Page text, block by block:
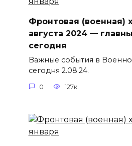
Фронтовая (военная)
августа 2024 —
сегодня
Важные события в
сегодня 2.08.24.
0 127к.